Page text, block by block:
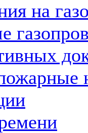
на